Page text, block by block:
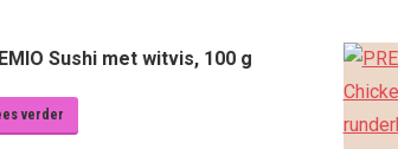
Sushi met witvis, 100 g
verder